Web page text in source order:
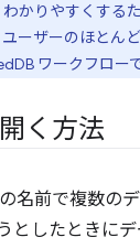
かりやすくする
ーザーのほとん
ワークフロー
く方法
名前で複数の
としたときに